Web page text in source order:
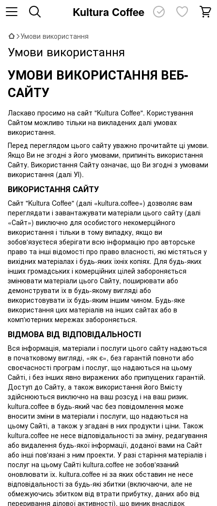
Kultura Coffee
Умови використання
Умови використання
УМОВИ ВИКОРИСТАННЯ ВЕБ-
САЙТУ
Ласкаво просимо на сайт "Kultura Coffee". Користування
Сайтом можливо тільки на викладених далі умовах
використання.
Перед переглядом цього сайту уважно прочитайте ці умови.
Якщо Ви не згодні з його умовами, припиніть використання
Сайту. Використання Сайту означає, що Ви згодні з умовами
використання (далі УІ).
ВИКОРИСТАННЯ САЙТУ
Сайт "Kultura Coffee" (далі «kultura.coffee») дозволяє вам
переглядати і завантажувати матеріали цього сайту (далі
«Сайт») виключно для особистого некомерційного
використання і тільки в тому випадку, якщо ви
зобов'язуєтеся зберігати всю інформацію про авторське
право та інші відомості про право власності, які містяться у
вихідних матеріалах і будь-яких їхніх копіях. Для будь-яких
інших громадських і комерційних цілей забороняється
змінювати матеріали цього Сайту, поширювати або
демонструвати їх в будь-якому вигляді або
використовувати їх будь-яким іншим чином. Будь-яке
використання цих матеріалів на інших сайтах або в
комп'ютерних мережах забороняється.
ВІДМОВА ВІД ВІДПОВІДАЛЬНОСТІ
Вся інформація, матеріали і послуги цього сайту надаються
в початковому вигляді, «як є», без гарантій повноти або
своєчасності програм і послуг, що надаються на цьому
Сайті, і без інших явно виражених або припущених гарантій.
Доступ до Сайту, а також використання його Вмісту
здійснюються виключно на ваш розсуд і на ваш ризик.
kultura.coffee в будь-який час без повідомлення може
вносити зміни в матеріали і послуги, що надаються на
цьому Сайті, а також у згадані в них продукти і ціни. Також
kultura.coffee не несе відповідальності за зміну, редагування
або видалення будь-якої інформації, доданої вами на Сайт
або інші пов'язані з ним проекти. У разі старіння матеріалів і
послуг на цьому Сайті kultura.coffee не зобов'язаний
оновлювати їх. kultura.coffee ні за яких обставин не несе
відповідальності за будь-які збитки (включаючи, але не
обмежуючись збитком від втрати прибутку, даних або від
переривання ділової активності), що виник внаслідок